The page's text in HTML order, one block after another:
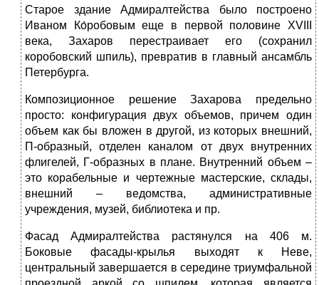
Старое здание Адмиралтейства было построено
Иваном Ко́робовым еще в первой половине XVIII
века, Захаров перестраивает его (сохранил
коробовский шпиль), превратив в главный ансамбль
Петербурга.
Композиционное решение Захарова предельно
просто: конфигурация двух объемов, причем один
объем как бы вложен в другой, из которых внешний,
П-образный, отделен каналом от двух внутренних
флигелей, Г-образных в плане. Внутренний объем –
это корабельные и чертежные мастерские, склады,
внешний – ведомства, административные
учреждения, музей, библиотека и пр.
Фасад Адмиралтейства растянулся на 406 м.
Боковые фасады-крылья выходят к Неве,
центральный завершается в середине триумфальной